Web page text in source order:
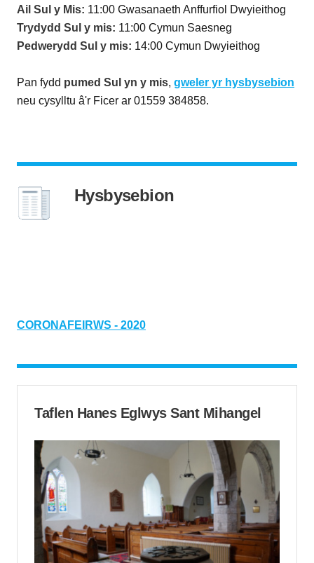
Ail Sul y Mis: 11:00 Gwasanaeth Anffurfiol Dwyieithog
Trydydd Sul y mis: 11:00 Cymun Saesneg
Pedwerydd Sul y mis: 14:00 Cymun Dwyieithog
Pan fydd pumed Sul yn y mis, gweler yr hysbysebion
neu cysylltu â'r Ficer ar 01559 384858.
Hysbysebion
CORONAFEIRWS - 2020
Taflen Hanes Eglwys Sant Mihangel